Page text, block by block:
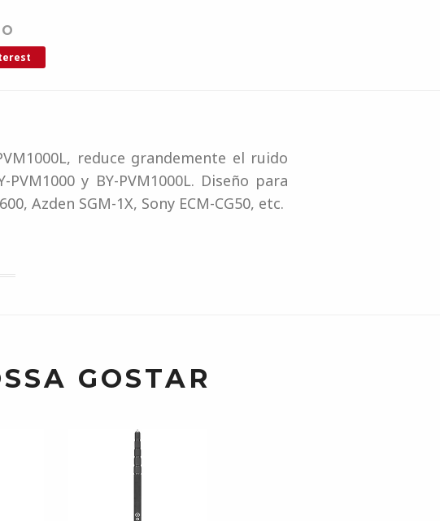
reduce grandemente el ruido
y BY-PVM1000L. Diseño para
Azden SGM-1X, Sony ECM-CG50, etc.
GOSTAR